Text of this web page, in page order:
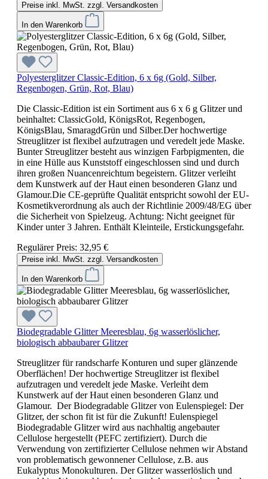
Preise inkl. MwSt. zzgl. Versandkosten
In den Warenkorb
Polyesterglitzer Classic-Edition, 6 x 6g (Gold, Silber,
Regenbogen, Grün, Rot, Blau)
Die Classic-Edition ist ein Sortiment aus 6 x 6 g Glitzer und
beinhaltet: ClassicGold, KönigsRot, Regenbogen,
KönigsBlau, SmaragdGrün und Silber.Der hochwertige
Streuglitzer ist flexibel aufzutragen und veredelt jede Maske.
Bunter Streuglitzer besteht aus winzigen Farbpigmenten, die
in eine Hülle aus Kunststoff eingeschlossen sind und durch
ihren großen Nuancenreichtum begeistern. Glitzer verleiht
dem Kunstwerk auf der Haut einen besonderen Glanz und
Glamour.Die CE-geprüfte Qualität entspricht sowohl der EU-
Kosmetikverordnung als auch der Richtlinie 2009/48/EG über
die Sicherheit von Spielzeug. Achtung: Nicht geeignet für
Kinder unter 3 Jahren. Enthält Kleinteile, Erstickungsgefahr.
Regulärer Preis: 32,95 €
Preise inkl. MwSt. zzgl. Versandkosten
In den Warenkorb
Biodegradable Glitter Meeresblau, 6g wasserlöslicher,
biologisch abbaubarer Glitzer
Streuglitzer für randscharfe Konturen und super glänzende
Oberflächen! Der hochwertige Streuglitzer ist flexibel
aufzutragen und veredelt jede Maske. Verleiht dem
Kunstwerk auf der Haut einen besonderen Glanz und
Glamour. Der Biodegradable Glitzer von Eulenspiegel: Der
Glitzer, der schon fit ist für die Zukunft! Eulenspiegel
Biodegradable Glitzer wird aus nachhaltig angebauter
Cellulose hergestellt (PEFC zertifiziert). Durch die
Verwendung von zertifizierter Cellulose nehmen wir Abstand
von problematisch gewonnener Cellulose, z.B. aus
Eukalyptus Monokulturen. Der Glitzer wasserlöslich und